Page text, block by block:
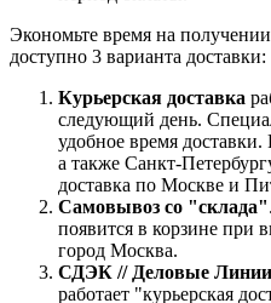
Экономьте время на
доступно 3 варианта доставки:
Курьерская доставка
следующий день.
удобное время
а также Санкт-
доставка по Москве и
Самовывоз со "склада"
появится в корзине при
город Москва.
СДЭК // Деловые Линии
работает "курьерская